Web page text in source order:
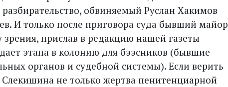
разбирательство, обвиняемый Руслан Хакимов
И только после приговора суда бывший майор
зрения, прислав в редакцию нашей газеты
этапа в колонию для бээсников (бывшие
органов и судебной системы). Если верить
не только жертва пенитенциарной